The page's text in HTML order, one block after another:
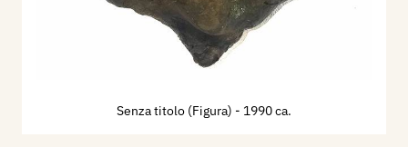
Senza titolo (Figura) - 1990 ca.